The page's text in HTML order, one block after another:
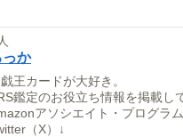
っか
王カードが大好き。
鑑定のお役立ち情報を掲載し
アソシエイト・プログラ
（X）↓